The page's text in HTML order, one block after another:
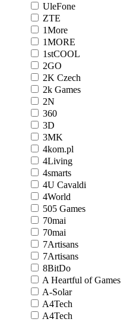
UleFone
ZTE
1More
1MORE
1stCOOL
2GO
2K Czech
2k Games
2N
360
3D
3MK
4kom.pl
4Living
4smarts
4U Cavaldi
4World
505 Games
70mai
70mai
7Artisans
7Artisans
8BitDo
A Heartful of Games
A-Solar
A4Tech
A4Tech